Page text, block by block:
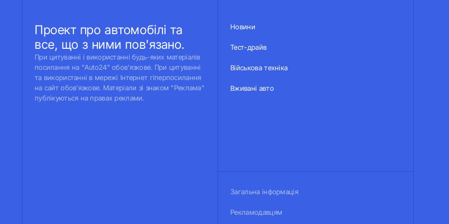
Проект про автомобілі та
все, що з ними пов'язано.
При цитуванні і використанні будь-яких матеріалів
посилання на "Auto24" обов'язкове. При цитуванні
та використанні в мережі Інтернет гіперпосилання
на сайт обов'язкове. Матеріали зі знаком "Реклама"
публікуються на правах реклами.
Новини
Тест-драйв
Військова техніка
Вживані авто
Загальна інформація
Рекламодавцям